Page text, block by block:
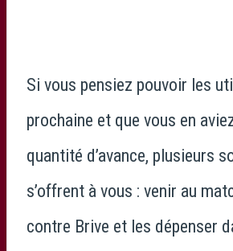
Si vous pensiez pouvoir les
prochaine et que vous en
quantité d’avance, plusieurs
s’offrent à vous : venir au
contre Brive et les dépenser